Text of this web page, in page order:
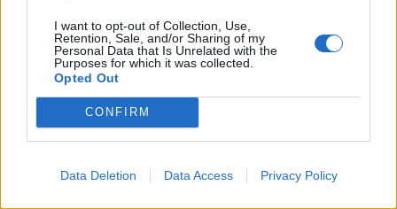
I want to opt-out of Collection, Use,
Retention, Sale, and/or Sharing of my
Personal Data that Is Unrelated with the
Purposes for which it was collected.
Opted Out
CONFIRM
Data Deletion Data Access Privacy Policy
Žinau, kad ir jums pačiam yra tekę dirbti
mokytoju. Klaipėdos meras Vytautas
Grubliauskas minėjo, kad ir jį mokėte.
nuoširdžius mero prisiminimus apie tuos laikus. Net